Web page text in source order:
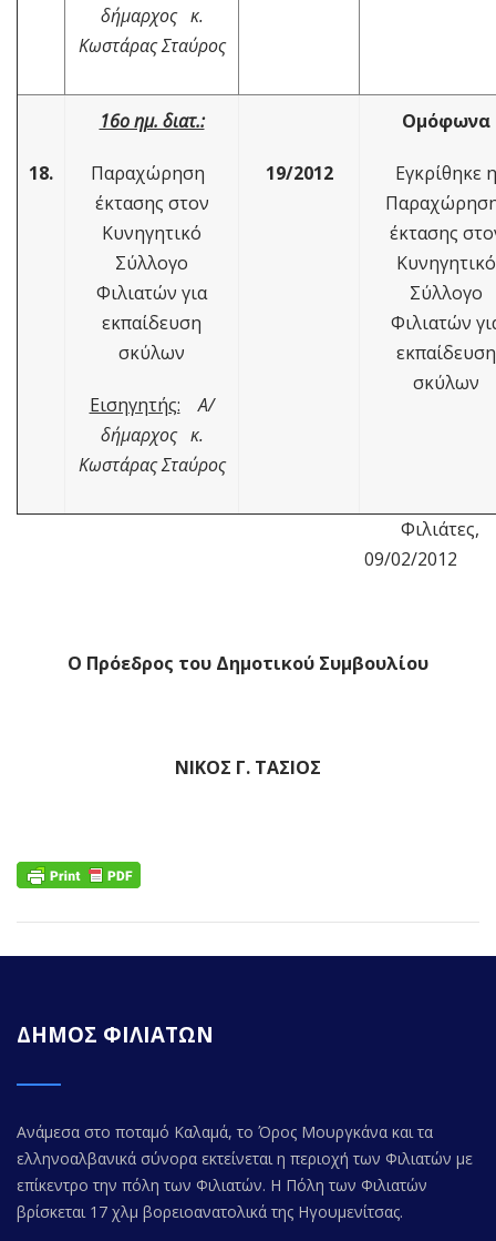
δήμαρχος κ.
Κωστάρας Σταύρος
18.
16ο ημ. διατ.:
Παραχώρηση
έκτασης στον
Κυνηγητικό
Σύλλογο
Φιλιατών για
εκπαίδευση
σκύλων
Εισηγητής:
Α/
δήμαρχος κ.
Κωστάρας Σταύρος
19/2012
Ομόφωνα
Εγκρίθηκε η
έκτασης
Κυνηγητικό
Σύλλογο
Φιλιατών
εκπαίδευση
σκύλων
Φιλιάτες,
09/02/2012
Ο Πρόεδρος του Δημοτικού Συμβουλίου
ΝΙΚΟΣ Γ. ΤΑΣΙΟΣ
ΔΗΜΟΣ ΦΙΛΙΑΤΩΝ
Ανάμεσα στο ποταμό Καλαμά, το Όρος Μουργκάνα και τα
ελληνοαλβανικά σύνορα εκτείνεται η περιοχή των Φιλιατών με
επίκεντρο την πόλη των Φιλιατών. Η Πόλη των Φιλιατών
βρίσκεται 17 χλμ βορειοανατολικά της Ηγουμενίτσας.